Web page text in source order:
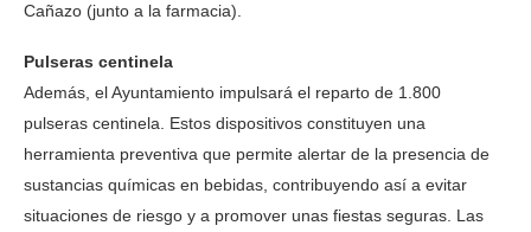
Cañazo (junto a la farmacia).
Pulseras centinela
Además, el Ayuntamiento impulsará el reparto de 1.800
pulseras centinela. Estos dispositivos constituyen una
herramienta preventiva que permite alertar de la presencia de
sustancias químicas en bebidas, contribuyendo así a evitar
situaciones de riesgo y a promover unas fiestas seguras. Las